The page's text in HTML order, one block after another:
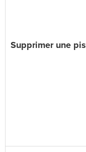
Supprimer une